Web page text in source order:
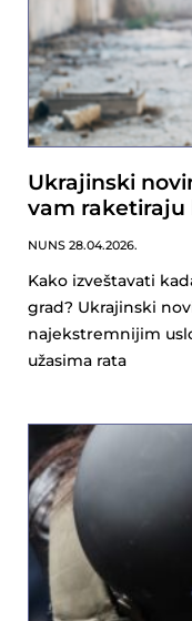
Ukrajinski
vam raketiraju
NUNS 28.04.2026.
Kako izveštavati
grad? Ukrajinski
najekstremnijim
užasima rata